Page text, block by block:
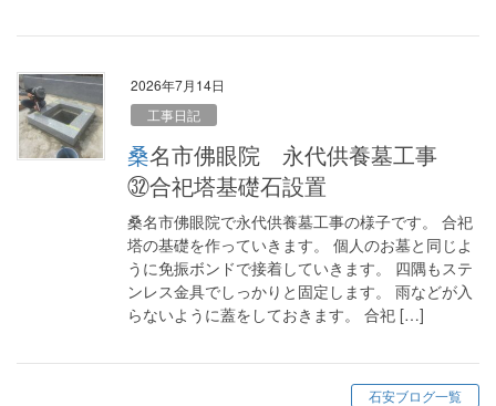
2026年7月14日
工事日記
桑名市佛眼院 永代供養墓工事
㉜合祀塔基礎石設置
桑名市佛眼院で永代供養墓工事の様子です。 合祀
塔の基礎を作っていきます。 個人のお墓と同じよ
うに免振ボンドで接着していきます。 四隅もステ
ンレス金具でしっかりと固定します。 雨などが入
らないように蓋をしておきます。 合祀 […]
石安ブログ一覧